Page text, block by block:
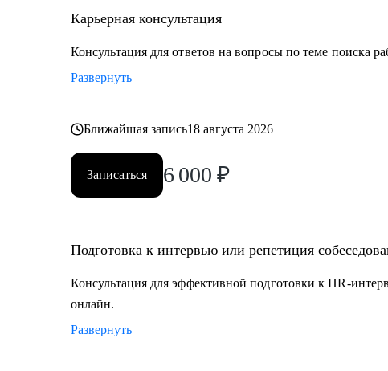
• Страхование
• Продажи / Услуги
Карьерная консультация
Консультация для ответов на вопросы по теме поиска
Развернуть
Ближайшая запись18 августа 2026
Записаться 6 000 ₽
Подготовка к интервью или репетиция
Консультация для эффективной подготовки к HR-
онлайн.
Развернуть